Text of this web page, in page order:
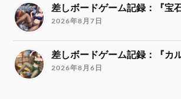
差しボードゲーム記録：『宝
2026年8月7日
差しボードゲーム記録：『カ
2026年8月6日